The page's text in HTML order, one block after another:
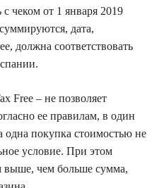
с чеком от 1 января 2019
дата,
должна соответствовать
Free – не позволяет
ее правилам, в один
одна покупка стоимостью не
условие. При этом
выше, чем больше сумма,